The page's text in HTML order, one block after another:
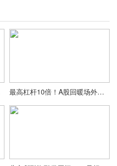
最高杠杆10倍！A股回暖场外配资卷土重来，监管已关注